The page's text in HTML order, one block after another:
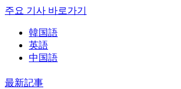
주요 기사 바로가기
韓国語
英語
中国語
最新記事